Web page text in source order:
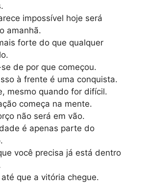
impossível hoje será
amanhã.
forte do que qualquer
de por que começou.
à frente é uma conquista.
mesmo quando for difícil.
começa na mente.
não será em vão.
é apenas parte do
você precisa já está dentro
que a vitória chegue.